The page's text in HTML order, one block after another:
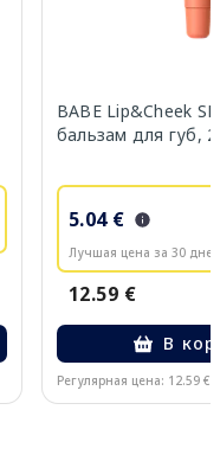
BABE Lip&Cheek
бальзам для губ,
5.04 €
Лучшая цена за 30
12.59 €
В
Регулярная цена: 12.59 €